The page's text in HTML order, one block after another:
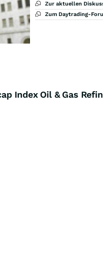
Zur aktuellen
Zum Daytrading-
Index Oil & Gas